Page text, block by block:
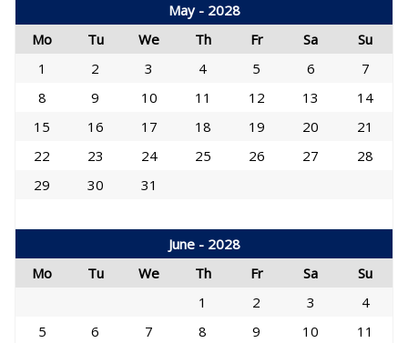
May - 2028
Mo
Tu We Th Fr Sa
Su
1
2 3 4 5 6
7
8
9 10 11 12 13
14
15
16 17 18 19 20
21
22
23 24 25 26 27
28
29
30 31
June - 2028
Mo
Tu We Th Fr Sa
Su
1
2 3
4
5
6 7 8 9 10 11